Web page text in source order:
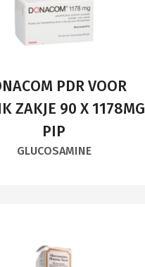
PDR VOOR
ZAKJE 90 X 1178MG
PIP
GLUCOSAMINE